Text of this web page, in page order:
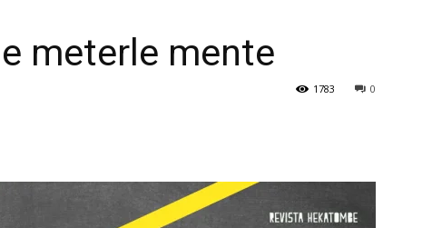
meterle mente
0
1783